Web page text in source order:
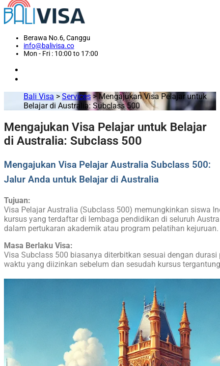
Berawa No.6, Canggu
info@balivisa.co
Mon - Fri : 10:00 to 17:00
Bali Visa > Services >Mengajukan Visa Pelajar untuk
Belajar di Australia: Subclass 500
Mengajukan Visa Pelajar untuk Belajar
di Australia: Subclass 500
Mengajukan Visa Pelajar Australia Subclass 500:
Jalur Anda untuk Belajar di Australia
Tujuan:
Visa Pelajar Australia (Subclass 500) memungkinkan siswa
kursus yang terdaftar di lembaga pendidikan di seluruh
dalam pertukaran akademik atau program pelatihan kejuruan.
Masa Berlaku Visa:
Visa Subclass 500 biasanya diterbitkan sesuai dengan
waktu yang diizinkan sebelum dan sesudah kursus